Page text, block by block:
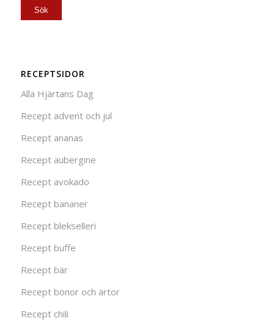
RECEPTSIDOR
Alla Hjärtans Dag
Recept advent och jul
Recept ananas
Recept aubergine
Recept avokado
Recept bananer
Recept blekselleri
Recept buffe
Recept bär
Recept bönor och ärtor
Recept chili